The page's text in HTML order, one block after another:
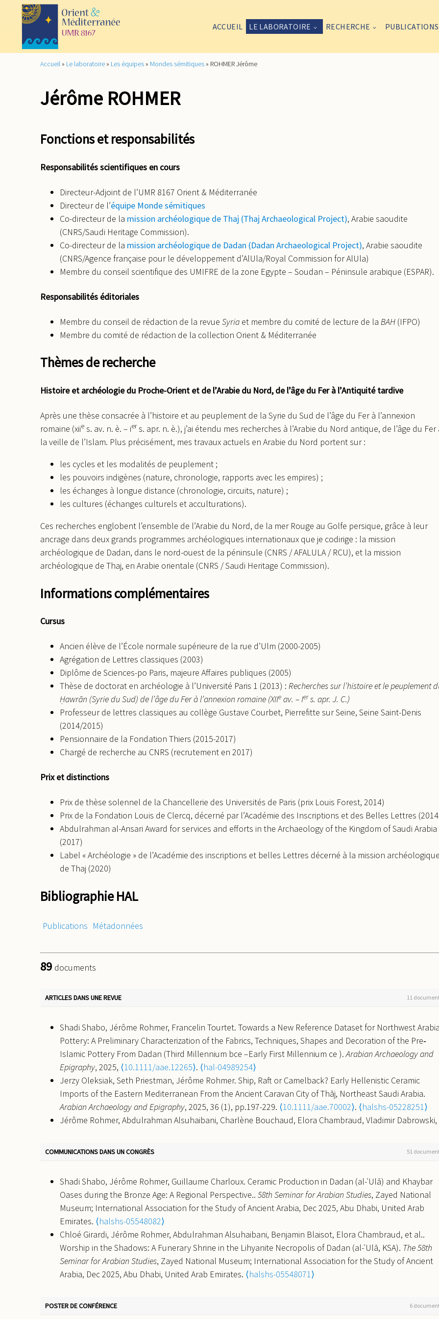
ACCUEIL LE LABORATOIRE RECHERCHE PUBLICATIONS
Accueil » Le laboratoire » Les équipes » Mondes sémitiques » ROHMER Jérôme
Jérôme ROHMER
Fonctions et responsabilités
Responsabilités scientifiques en cours
Directeur-Adjoint de l’UMR 8167 Orient & Méditerranée
Directeur de l’équipe Monde sémitiques
Co-directeur de la mission archéologique de Thaj (Thaj Archaeological Project), Arabie saoudite
(CNRS/Saudi Heritage Commission).
Co-directeur de la mission archéologique de Dadan (Dadan Archaeological Project), Arabie saoudite
(CNRS/Agence française pour le développement d’AlUla/Royal Commission for AlUla)
Membre du conseil scientifique des UMIFRE de la zone Egypte – Soudan – Péninsule arabique (ESPAR).
Responsabilités éditoriales
Membre du conseil de rédaction de la revue Syria et membre du comité de lecture de la BAH (IFPO)
Membre du comité de rédaction de la collection Orient & Méditerranée
Thèmes de recherche
Histoire et archéologie du Proche-Orient et de l’Arabie du Nord, de l’âge du Fer à l’Antiquité tardive
Après une thèse consacrée à l’histoire et au peuplement de la Syrie du Sud de l’âge du Fer à l’annexion
romaine (xiie s. av. n. è. – iers. apr. n. è.), j’ai étendu mes recherches à l’Arabie du Nord antique, de l’âge du Fer
la veille de l’Islam. Plus précisément, mes travaux actuels en Arabie du Nord portent sur :
les cycles et les modalités de peuplement ;
les pouvoirs indigènes (nature, chronologie, rapports avec les empires) ;
les échanges à longue distance (chronologie, circuits, nature) ;
les cultures (échanges culturels et acculturations).
Ces recherches englobent l’ensemble de l’Arabie du Nord, de la mer Rouge au Golfe persique, grâce à leur
ancrage dans deux grands programmes archéologiques internationaux que je codirige : la mission
archéologique de Dadan, dans le nord-ouest de la péninsule (CNRS / AFALULA / RCU), et la mission
archéologique de Thaj, en Arabie orientale (CNRS / Saudi Heritage Commission).
Informations complémentaires
Cursus
Ancien élève de l’École normale supérieure de la rue d’Ulm (2000-2005)
Agrégation de Lettres classiques (2003)
Diplôme de Sciences-po Paris, majeure Affaires publiques (2005)
Thèse de doctorat en archéologie à l’Université Paris 1 (2013) : Recherches sur l’histoire et le peuplement
Ḥawrān (Syrie du Sud) de l’âge du Fer à l’annexion romaine (XIIe av. – Iers. apr. J. C.)
Professeur de lettres classiques au collège Gustave Courbet, Pierrefitte sur Seine, Seine Saint-Denis
(2014/2015)
Pensionnaire de la Fondation Thiers (2015-2017)
Chargé de recherche au CNRS (recrutement en 2017)
Prix et distinctions
Prix de thèse solennel de la Chancellerie des Universités de Paris (prix Louis Forest, 2014)
Prix de la Fondation Louis de Clercq, décerné par l’Académie des Inscriptions et des Belles Lettres
Abdulrahman al-Ansari Award for services and efforts in the Archaeology of the Kingdom of Saudi Arabia
(2017)
Label « Archéologie » de l’Académie des inscriptions et belles Lettres décerné à la mission
de Thaj (2020)
Bibliographie HAL
Publications Métadonnées
89 documents
ARTICLES DANS UNE REVUE 11
Shadi Shabo, Jérôme Rohmer, Francelin Tourtet. Towards a New Reference Dataset for Northwest
Pottery: A Preliminary Characterization of the Fabrics, Techniques, Shapes and Decoration of the Pre‐
Islamic Pottery From Dadan (Third Millennium bce –Early First Millennium ce ).Arabian Archaeology and
Epigraphy, 2025, ⟨10.1111/aae.12265⟩. ⟨hal-04989254⟩
Jerzy Oleksiak, Seth Priestman, Jérôme Rohmer. Ship, Raft or Camelback? Early Hellenistic Ceramic
Imports of the Eastern Mediterranean From the Ancient Caravan City of Thāj, Northeast Saudi Arabia.
Arabian Archaeology and Epigraphy, 2025, 36 (1), pp.197-229. ⟨10.1111/aae.70002⟩. ⟨halshs-05228251⟩
Jérôme Rohmer, Abdulrahman Alsuhaibani, Charlène Bouchaud, Elora Chambraud, Vladimir Dabrowski,
of Wādī al‐Qurā (al‐ʿUlā [AlUla], Saudi Arabia) Between the Third and Seventh Centuries CE.
isotope evidence for Pre-Islamic cotton cultivation in Arabia. Frontiers in Earth Science , 2023, 11,
pp.1257482.⟨10.3389/feart.2023.1257482⟩ .⟨mnhn-04351509⟩
Marie Laguardia, Olivia Munoz, Jérôme Rohmer, Patrice Courtaud. Pratiques funéraires dans l’Arabie
antique : la nécropole de Thaj.
⟨10.4000/bmsap.9483⟩.⟨halshs-03582673⟩
Jérôme Rohmer. Compte-rendu de: Francesca MAZZILLI, Rural Cult Centres in the Hauran. Part of the
Broader Network of the Near East (100 BC – AD 300). Oxford, Archaeopress, 2018. 1 vol. broché, 200 p.,
ill. (ARCHAEOPRESS ROMAN ARCHAEOLOGY, 51). Prix : 32 £. ISBN 978-1-78491-954-2..
Jérôme Rohmer. Aux marges des mondes hellénistique, parthe et sassanide : la ville caravanière de Thāj
COMMUNICATIONS DANS UN CONGRÈS 51
Shadi Shabo, Jérôme Rohmer, Guillaume Charloux. Ceramic Production in Dadan (al-ʿUlā) and Khaybar
Oases during the Bronze Age: A Regional Perspective.. 58th Seminar for Arabian Studies, Zayed National
Museum; International Association for the Study of Ancient Arabia, Dec 2025, Abu Dhabi, United Arab
Emirates. ⟨halshs-05548082⟩
Chloé Girardi, Jérôme Rohmer, Abdulrahman Alsuhaibani, Benjamin Blaisot, Elora Chambraud, et al..
Worship in the Shadows: A Funerary Shrine in the Lihyanite Necropolis of Dadan (al-ʿUlā, KSA). The 58th
Seminar for Arabian Studies, Zayed National Museum; International Association for the Study of Ancient
Arabia, Dec 2025, Abu Dhabi, United Arab Emirates. ⟨halshs-05548071⟩
Arabian oases: Dadan, from the Bronze Age to the Early Islamic Period.
POSTER DE CONFÉRENCE 6